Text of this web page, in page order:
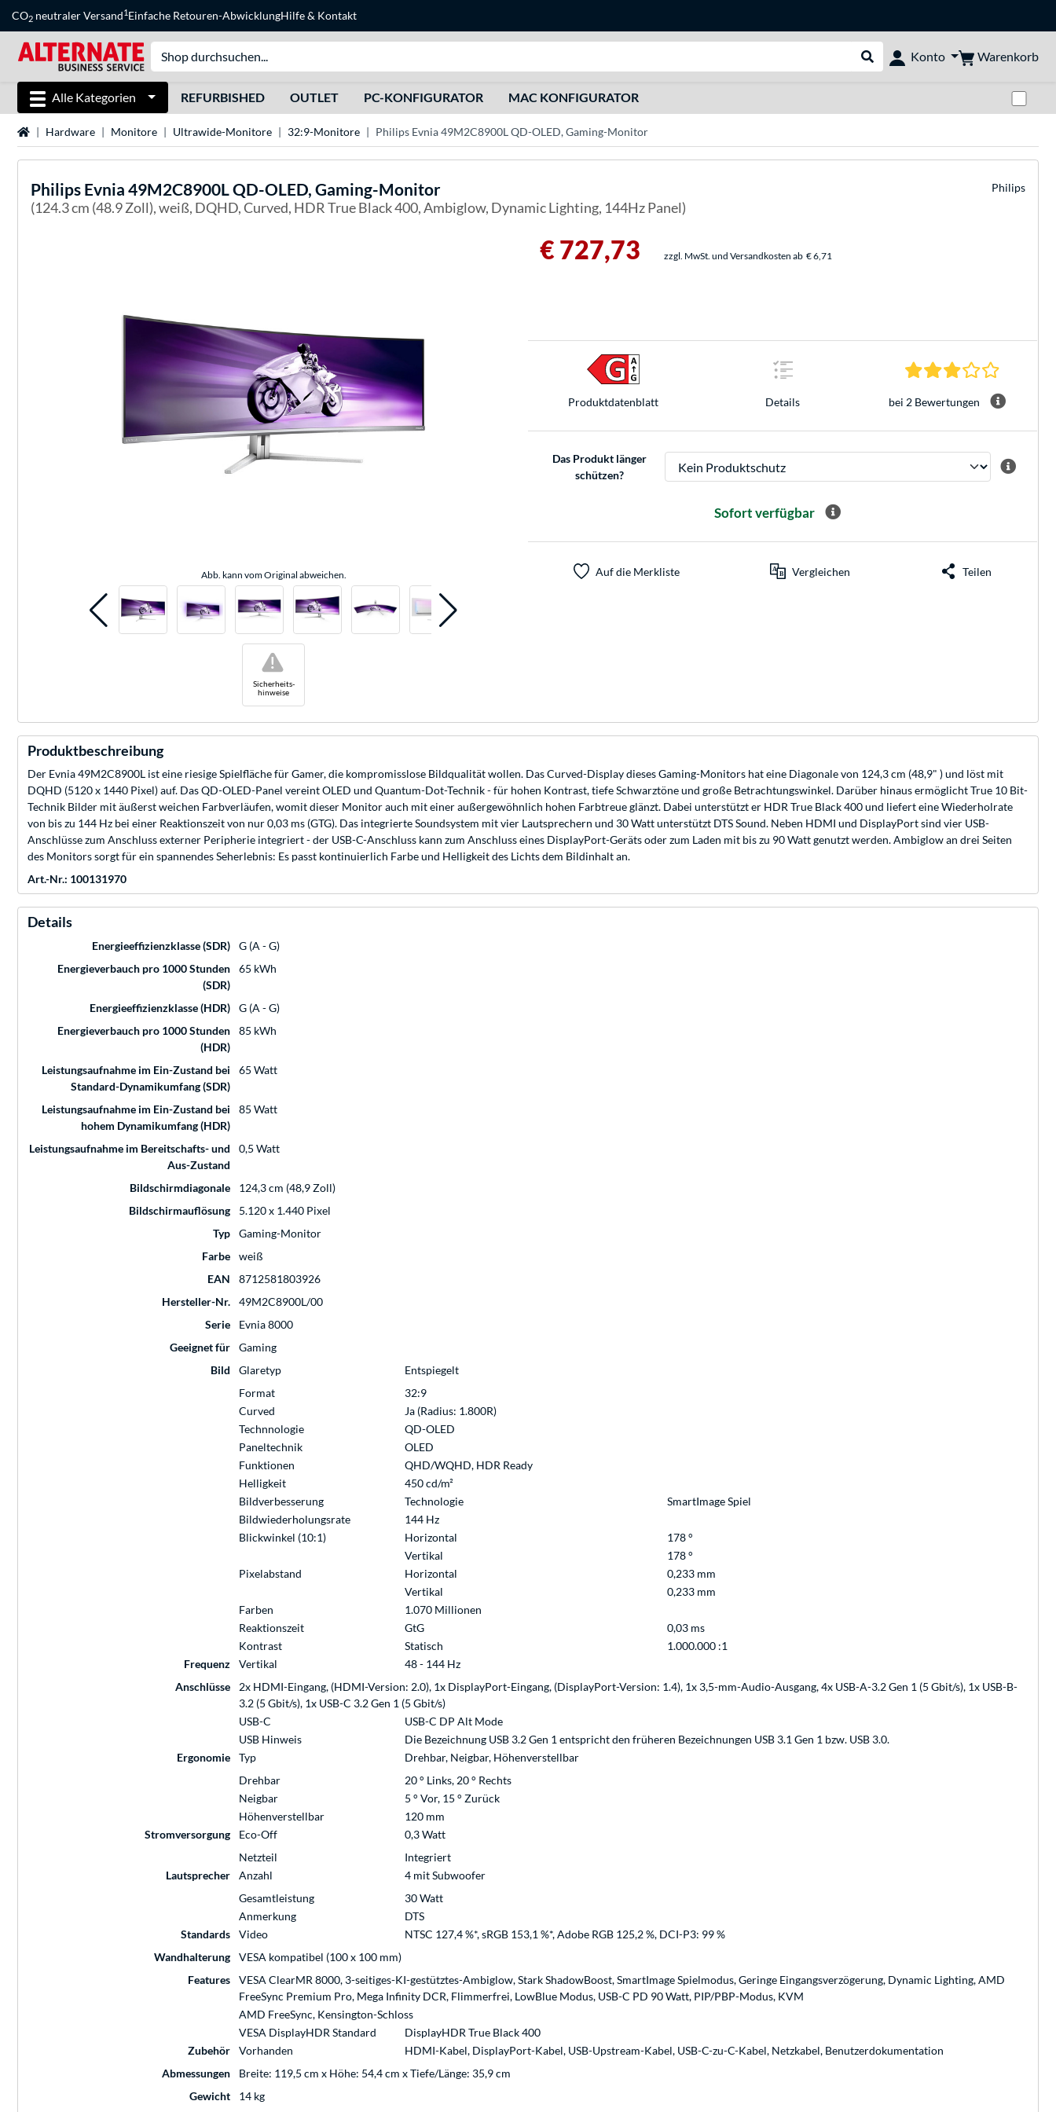
CO2 neutraler Versand1Einfache Retouren-AbwicklungHilfe& Kontakt
Suche durchführen
Konto Warenkorb
Alle Kategorien REFURBISHED OUTLET PC-KONFIGURATOR MAC KONFIGURATOR
StartseiteHardware Monitore Ultrawide-Monitore 32:9-Monitore Philips Evnia 49M2C8900L QD-OLED, Gaming-Monitor
Philips Evnia 49M2C8900L QD-OLED, Gaming-Monitor
(124.3 cm (48.9 Zoll), weiß, DQHD, Curved, HDR True Black 400, Ambiglow, Dynamic Lighting, 144Hz Panel)
Philips
Abb. kann vom Original abweichen.
Sicherheits-
hinweise
!
€ 727,73 zzgl. MwSt. und Versandkosten ab € 6,71
Produkt­datenblatt Details
3.0 Sterne
bei 2 Bewertungen
Das Produkt länger
schützen?
Sofort verfügbar
Auf die Merkliste Vergleichen Teilen
Produktbeschreibung
Der Evnia 49M2C8900L ist eine riesige Spielfläche für Gamer, die kompromisslose Bildqualität wollen. Das Curved-Display dieses Gaming-Monitors hat eine Diagonale von 124,3 cm (48,9" ) und löst mit
DQHD (5120 x 1440 Pixel) auf. Das QD-OLED-Panel vereint OLED und Quantum-Dot-Technik - für hohen Kontrast, tiefe Schwarztöne und große Betrachtungswinkel. Darüber hinaus ermöglicht True 10 Bit-
Technik Bilder mit äußerst weichen Farbverläufen, womit dieser Monitor auch mit einer außergewöhnlich hohen Farbtreue glänzt. Dabei unterstützt er HDR True Black 400 und liefert eine Wiederholrate
von bis zu 144 Hz bei einer Reaktionszeit von nur 0,03 ms (GTG). Das integrierte Soundsystem mit vier Lautsprechern und 30 Watt unterstützt DTS Sound. Neben HDMI und DisplayPort sind vier USB-
Anschlüsse zum Anschluss externer Peripherie integriert - der USB-C-Anschluss kann zum Anschluss eines DisplayPort-Geräts oder zum Laden mit bis zu 90 Watt genutzt werden. Ambiglow an drei Seiten
des Monitors sorgt für ein spannendes Seherlebnis: Es passt kontinuierlich Farbe und Helligkeit des Lichts dem Bildinhalt an.
Art.-Nr.: 100131970
Details
Energieeffizienzklasse (SDR)
G (A - G)
Energieverbauch pro 1000 Stunden
(SDR)
65 kWh
Energieeffizienzklasse (HDR)
G (A - G)
Energieverbauch pro 1000 Stunden
(HDR)
85 kWh
Leistungsaufnahme im Ein-Zustand bei
Standard-Dynamikumfang (SDR)
65 Watt
Leistungsaufnahme im Ein-Zustand bei
hohem Dynamikumfang (HDR)
85 Watt
Leistungsaufnahme im Bereitschafts- und
Aus-Zustand
0,5 Watt
Bildschirmdiagonale
124,3 cm (48,9 Zoll)
Bildschirmauflösung
5.120 x 1.440 Pixel
Typ
Gaming-Monitor
Farbe
weiß
EAN
8712581803926
Hersteller-Nr.
49M2C8900L/00
Serie
Evnia 8000
Geeignet für
Gaming
Bild
Glaretyp
Entspiegelt
Format
32:9
Curved
Ja (Radius: 1.800R)
Technnologie
QD-OLED
Paneltechnik
OLED
Funktionen
QHD/WQHD, HDR Ready
Helligkeit
450 cd/m²
Bildverbesserung
Technologie
SmartImage Spiel
Bildwiederholungsrate
144 Hz
Blickwinkel (10:1)
Horizontal
178 °
Vertikal
178 °
Pixelabstand
Horizontal
0,233 mm
Vertikal
0,233 mm
Farben
1.070 Millionen
Reaktionszeit
GtG
0,03 ms
Kontrast
Statisch
1.000.000 :1
Frequenz
Vertikal
48 - 144 Hz
Anschlüsse
2x HDMI-Eingang, (HDMI-Version: 2.0), 1x DisplayPort-Eingang, (DisplayPort-Version: 1.4), 1x 3,5-mm-Audio-Ausgang, 4x USB-A-3.2 Gen 1 (5 Gbit/s), 1x USB-B-
3.2 (5 Gbit/s), 1x USB-C 3.2 Gen 1 (5 Gbit/s)
USB-C
USB-C DP Alt Mode
USB Hinweis
Die Bezeichnung USB 3.2 Gen 1 entspricht den früheren Bezeichnungen USB 3.1 Gen 1 bzw. USB 3.0.
Ergonomie
Typ
Drehbar, Neigbar, Höhenverstellbar
Drehbar
20 ° Links, 20 ° Rechts
Neigbar
5 ° Vor, 15 ° Zurück
Höhenverstellbar
120 mm
Stromversorgung
Eco-Off
0,3 Watt
Netzteil
Integriert
Lautsprecher
Anzahl
4 mit Subwoofer
Gesamtleistung
30 Watt
Anmerkung
DTS
Standards
Video
NTSC 127,4 %*, sRGB 153,1 %*, Adobe RGB 125,2 %, DCI-P3: 99 %
Wandhalterung
VESA kompatibel (100 x 100 mm)
Features
VESA ClearMR 8000, 3-seitiges-KI-gestütztes-Ambiglow, Stark ShadowBoost, SmartImage Spielmodus, Geringe Eingangsverzögerung, Dynamic Lighting, AMD
FreeSync Premium Pro, Mega Infinity DCR, Flimmerfrei, LowBlue Modus, USB-C PD 90 Watt, PIP/PBP-Modus, KVM
AMD FreeSync, Kensington-Schloss
VESA DisplayHDR Standard
DisplayHDR True Black 400
Zubehör
Vorhanden
HDMI-Kabel, DisplayPort-Kabel, USB-Upstream-Kabel, USB-C-zu-C-Kabel, Netzkabel, Benutzerdokumentation
Abmessungen
Breite: 119,5 cm x Höhe: 54,4 cm x Tiefe/Länge: 35,9 cm
Gewicht
14 kg